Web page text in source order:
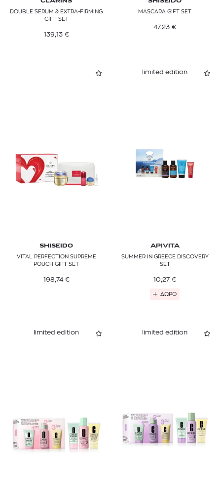
DOUBLE SERUM & EXTRA-FIRMING
GIFT SET
139,13 €
MASCARA GIFT SET
47,23 €
SHISEIDO
VITAL PERFECTION SUPREME
POUCH GIFT SET
198,74 €
limited edition
APIVITA
SUMMER IN GREECE DISCOVERY
SET
10,27 €
ΔΩΡΟ
limited edition limited edition